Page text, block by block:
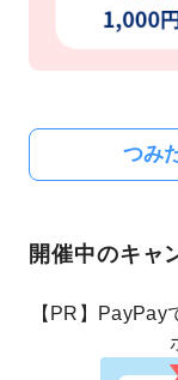
つみ
開催中のキャ
【PR】